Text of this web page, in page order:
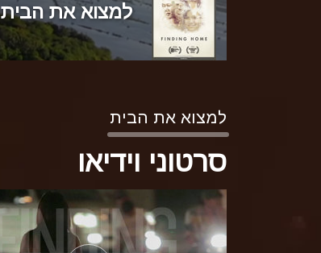
למצוא את הבית
למצוא את הבית
סרטוני וידיאו